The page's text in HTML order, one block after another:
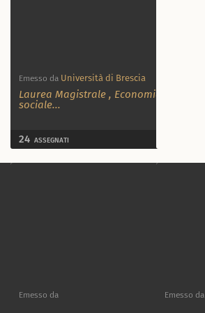
Emesso da Università di Brescia
Laurea Magistrale , Economia
sociale...
24 ASSEGNATI
Emesso da Emesso da